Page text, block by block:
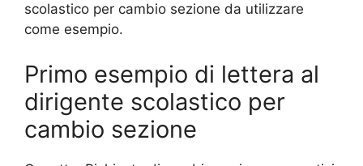
scolastico per cambio sezione da utilizzare
come esempio.
Primo esempio di lettera al
dirigente scolastico per
cambio sezione